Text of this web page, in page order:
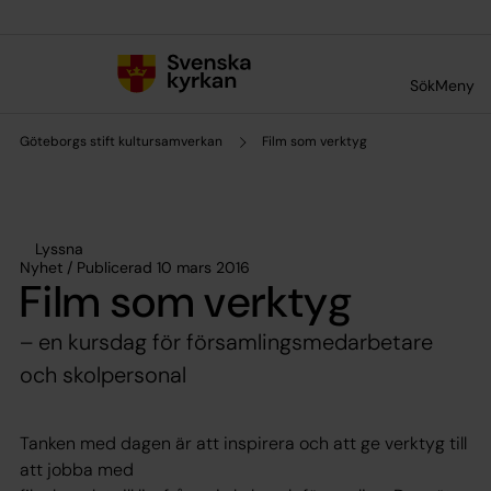
SökMeny
Göteborgs stift kultursamverkan Film som verktyg
Lyssna
Nyhet / Publicerad 10 mars 2016
Film som verktyg
– en kursdag för församlingsmedarbetare
och skolpersonal
Tanken med dagen är att inspirera och att ge verktyg till
att jobba med